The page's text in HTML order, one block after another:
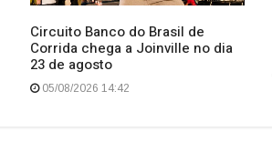
Circuito Banco do Brasil de
Corrida chega a Joinville no dia
23 de agosto
05/08/2026 14:42